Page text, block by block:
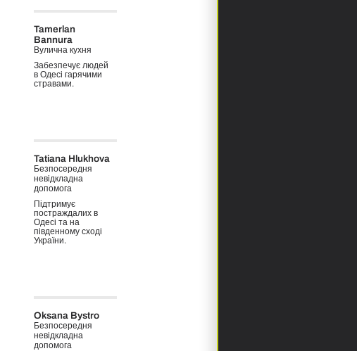
Tamerlan
Bannura
Вулична кухня
Забезпечує людей
в Одесі гарячими
стравами.
Tatiana Hlukhova
Безпосередня
невідкладна
допомога
Підтримує
постраждалих в
Одесі та на
південному сході
України.
Oksana Bystro
Безпосередня
невідкладна
допомога